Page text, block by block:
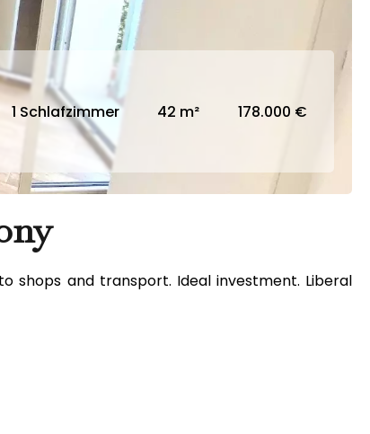
1 Schlafzimmer 42 m² 178.000 €
shops and transport. Ideal investment. Liberal